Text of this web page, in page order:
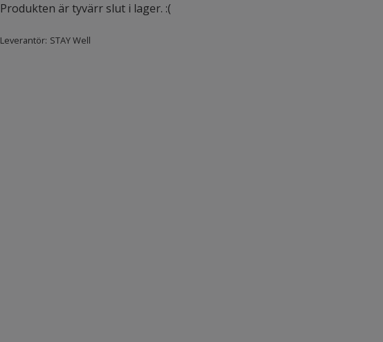
Produkten är tyvärr slut i lager. :(
Leverantör: STAY Well